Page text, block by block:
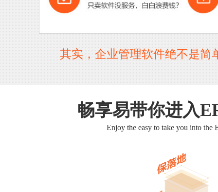
其实，企业管理软件绝不是
畅享易带你进入
Enjoy the easy to take you into the